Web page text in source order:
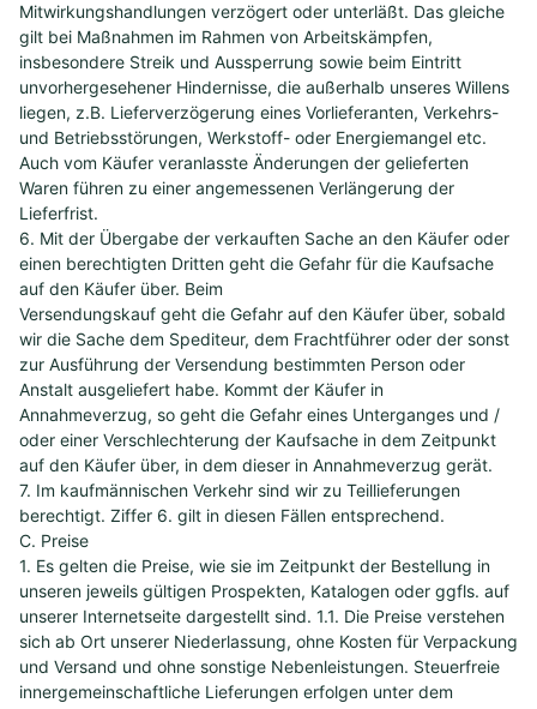
Mitwirkungshandlungen verzögert oder unterläßt. Das gleiche
gilt bei Maßnahmen im Rahmen von Arbeitskämpfen,
insbesondere Streik und Aussperrung sowie beim Eintritt
unvorhergesehener Hindernisse, die außerhalb unseres Willens
liegen, z.B. Lieferverzögerung eines Vorlieferanten, Verkehrs-
und Betriebsstörungen, Werkstoff- oder Energiemangel etc.
Auch vom Käufer veranlasste Änderungen der gelieferten
Waren führen zu einer angemessenen Verlängerung der
Lieferfrist.
6. Mit der Übergabe der verkauften Sache an den Käufer oder
einen berechtigten Dritten geht die Gefahr für die Kaufsache
auf den Käufer über. Beim
Versendungskauf geht die Gefahr auf den Käufer über, sobald
wir die Sache dem Spediteur, dem Frachtführer oder der sonst
zur Ausführung der Versendung bestimmten Person oder
Anstalt ausgeliefert habe. Kommt der Käufer in
Annahmeverzug, so geht die Gefahr eines Unterganges und /
oder einer Verschlechterung der Kaufsache in dem Zeitpunkt
auf den Käufer über, in dem dieser in Annahmeverzug gerät.
7. Im kaufmännischen Verkehr sind wir zu Teillieferungen
berechtigt. Ziffer 6. gilt in diesen Fällen entsprechend.
C. Preise
1. Es gelten die Preise, wie sie im Zeitpunkt der Bestellung in
unseren jeweils gültigen Prospekten, Katalogen oder ggfls. auf
unserer Internetseite dargestellt sind. 1.1. Die Preise verstehen
sich ab Ort unserer Niederlassung, ohne Kosten für Verpackung
und Versand und ohne sonstige Nebenleistungen. Steuerfreie
innergemeinschaftliche Lieferungen erfolgen unter dem